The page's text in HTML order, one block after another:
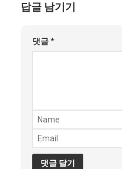
답글 남기기
댓글*